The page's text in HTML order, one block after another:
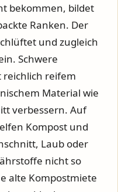
bekommen, bildet
Ranken. Der
und zugleich
Schwere
reichlich reifem
Material wie
verbessern. Auf
Kompost und
Laub oder
nicht so
alte Kompostmiete